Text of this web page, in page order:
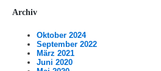
Archiv
Oktober 2024
September 2022
März 2021
Juni 2020